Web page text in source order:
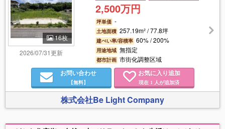
16枚
2026/07/31更新
2,500万円
坪単価 -
土地面積 257.19m² / 77.8坪
建ぺい率/容積率 60% / 200%
用途地域 無指定
都市計画 市街化調整区域
お問い合わせ
【無料】
お気に入り追加
現在 1 人が追加済
株式会社Be Light Company